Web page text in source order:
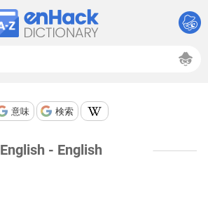
意味 検索
English - English